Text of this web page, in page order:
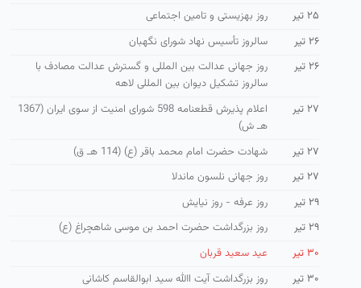
۲۵ تیر
روز بهزیستی و تامین اجتماعی
۲۶ تیر
سالروز تأسیس نهاد شورای نگهبان
۲۶ تیر
روز جهانی عدالت بین المللی و گسترش عدالت مصادف با
سالروز تشکیل دیوان بین المللی لاهه
۲۷ تیر
اعلام پذیرش قطعنامه 598 شورای امنیت از سوی ایران (1367
هـ ش)
۲۷ تیر
شهادت حضرت امام محمد باقر (ع) (114 هـ ق)
۲۷ تیر
روز جهانی نلسون ماندلا
۲۹ تیر
روز عرفه - روز نیایش
۲۹ تیر
روز بزرگداشت حضرت احمد بن موسی شاهچراغ (ع)
۳۰ تیر
عید سعید قربان
۳۰ تیر
روز بزرگداشت آیت االله سید ابوالقاسم كاشانی